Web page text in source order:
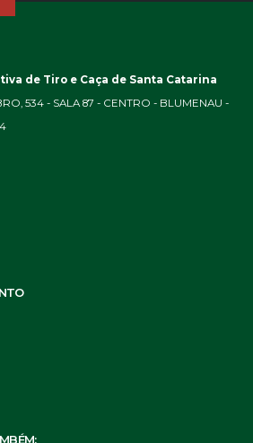
de Tiro e Caça de Santa Catarina
534 - SALA 87 - CENTRO - BLUMENAU -